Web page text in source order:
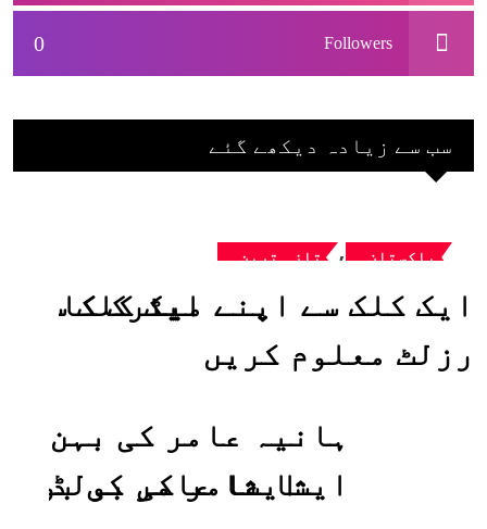
0 Followers
سب سے زیادہ دیکھے گئے
پاکستان , تازہ ترین
ایک کلک سے اپنے میٹرک کا
رزلٹ معلوم کریں
ہانیہ عامر کی بہن
ایشا عامر کی بولڈ